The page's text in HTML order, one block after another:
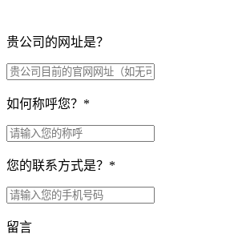
贵公司的网址是？
如何称呼您？ *
您的联系方式是？ *
留言